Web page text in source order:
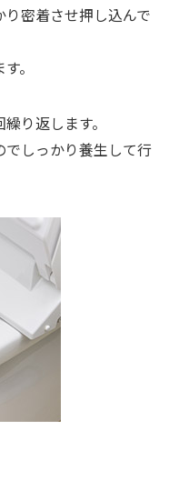
り密着させ押し込んで
。
り返します。
しっかり養生して行